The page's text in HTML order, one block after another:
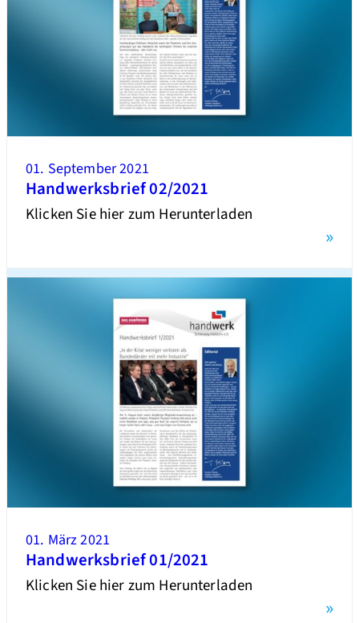
01. September 2021
Handwerksbrief 02/2021
Klicken Sie hier zum Herunterladen
»
01. März 2021
Handwerksbrief 01/2021
Klicken Sie hier zum Herunterladen
»